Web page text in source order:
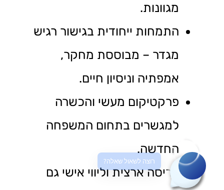
מגוונות.
התמחות ייחודית בגישור רגיש
מגדר – מבוססת מחקר,
אמפתיה וניסיון חיים.
פרקטיקום מעשי והכשרה
למגשרים בתחום המשפחה
החדשה.
פריסה ארצית וליווי אישי גם
רוצה לשאול שאלה?